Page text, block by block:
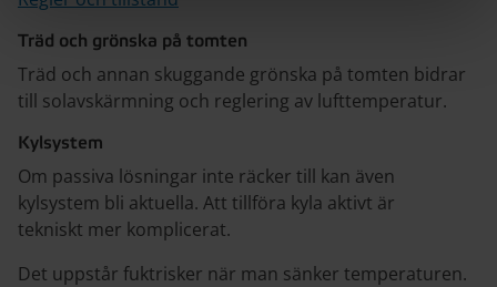
Träd och grönska på tomten
Träd och annan skuggande grönska på tomten bidrar
till solavskärmning och reglering av lufttemperatur.
Kylsystem
Om passiva lösningar inte räcker till kan även
kylsystem bli aktuella. Att tillföra kyla aktivt är
tekniskt mer komplicerat.
Det uppstår fuktrisker när man sänker temperaturen.